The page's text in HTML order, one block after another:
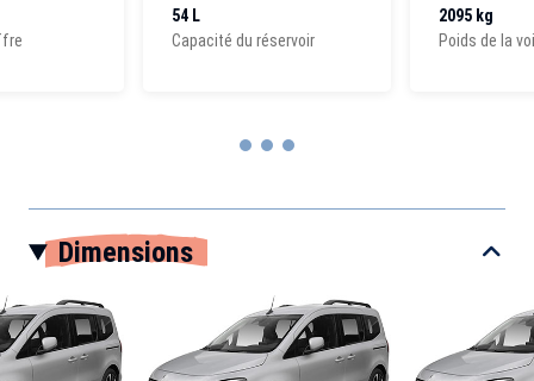
54 L
Capacité du réservoir
2095 kg
Poids de la
Dimensions